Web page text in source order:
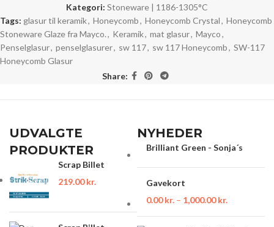
Kategori: Stoneware | 1186-1305°C
Tags: glasur til keramik, Honeycomb, Honeycomb Crystal, Honeycomb
Stoneware Glaze fra Mayco., Keramik, mat glasur, Mayco,
Penselglasur, penselglasurer, sw 117, sw 117 Honeycomb, SW-117
Honeycomb Glasur
Share:
UDVALGTE
PRODUKTER
Scrap Billet
219.00kr.
NYHEDER
Brilliant Green - Sonja´s
Gavekort
0.00kr. – 1,000.00kr.